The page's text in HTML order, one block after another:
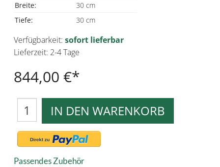
Breite:
30 cm
Tiefe:
30 cm
Verfügbarkeit: sofort lieferbar
Lieferzeit: 2-4 Tage
844,00 €
IN DEN WARENKORB
Passendes Zubehör